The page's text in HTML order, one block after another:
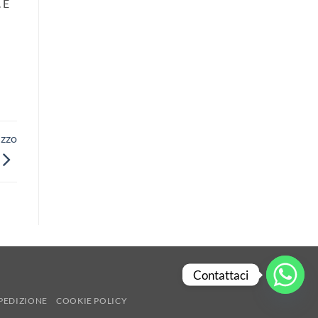
COOKIE POLICY
Contattaci